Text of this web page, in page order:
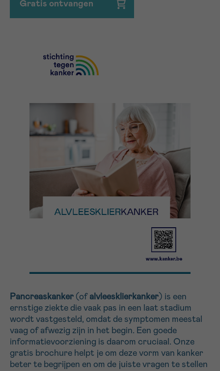
Gratis ontvangen
Pancreaskanker (of alvleesklierkanker) is een
ernstige ziekte die vaak pas in een laat stadium
wordt vastgesteld, omdat de symptomen meestal
vaag of afwezig zijn in het begin. Een goede
informatievoorziening is daarom cruciaal. Onze
gratis brochure helpt je om deze vorm van kanker
beter te begrijpen en om de juiste vragen te stellen
MIJN VRAAG
Ja, stuur mij de nieuwsbrief
*VERPLICHT VELD
Verder